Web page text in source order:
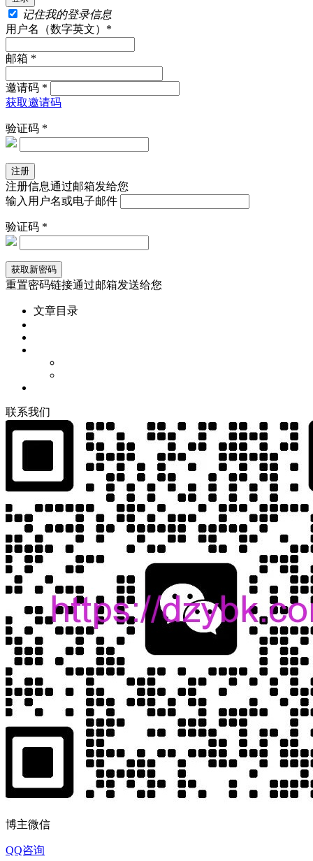
记住我的登录信息
用户名（数字英文）*
邮箱 *
邀请码 *
获取邀请码
验证码 *
注册信息通过邮箱发给您
输入用户名或电子邮件
验证码 *
重置密码链接通过邮箱发送给您
文章目录
联系我们
博主微信
QQ咨询